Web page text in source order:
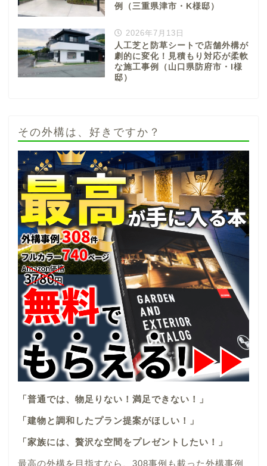
例（三重県津市・K様邸）
2026年7月13日
人工芝と防草シートで店舗外構が
劇的に変化！見積もり対応が柔軟
な施工事例（山口県防府市・I様
邸）
その外構は、好きですか？
「普通では、物足りない！満足できない！」
「建物と調和したプラン提案がほしい！」
「家族には、贅沢な空間をプレゼントしたい！」
最高の外構を目指すなら、308事例も載った外構事例